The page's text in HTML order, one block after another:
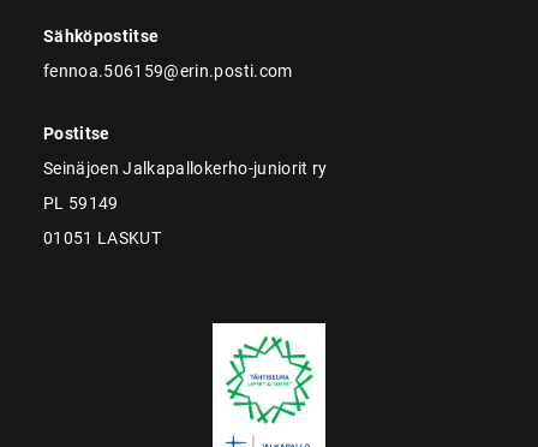
Sähköpostitse
fennoa.506159@erin.posti.com
Postitse
Seinäjoen Jalkapallokerho-juniorit ry
PL 59149
01051 LASKUT